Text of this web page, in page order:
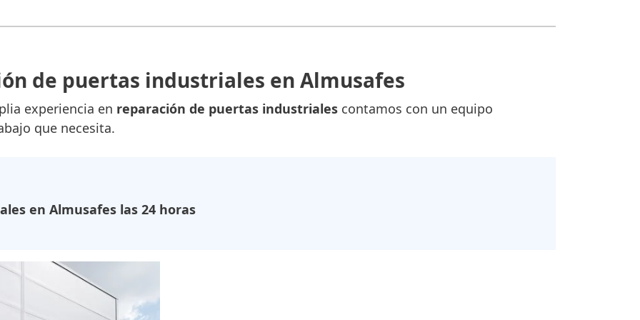
de puertas industriales en Almusafes
experiencia en reparación de puertas industriales contamos con un equipo
que necesita.
en Almusafes las 24 horas